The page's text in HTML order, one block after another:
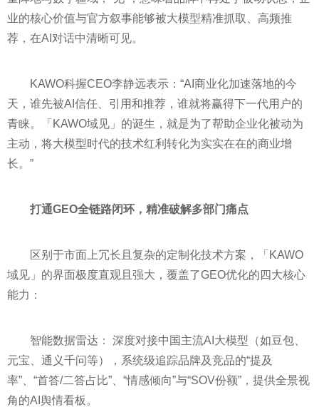
业的核心价值与官方叙事能够被大模型精准抓取、高频推
荐，在AI对话中清晰可见。
KAWO科握CEO李静远表示：“AI商业化加速落地的今
天，谁先被AI信任、引用和推荐，谁就将赢得下一代用户的
青睐。「KAWO域见」的诞生，就是为了帮助企业化被动为
主动，将大模型时代的技术红利转化为实实在在的商业增
长。”
打通GEO全链路闭环，精准破解多部门痛点
区别于市面上冗长且复杂的定制化技术方案，「KAWO
域见」的界面极度直观且强大，覆盖了GEO优化的四大核心
能力：
智能数据雷达： 深度对接中国主流AI大模型（如豆包、
元宝、通义千问等），系统级追踪品牌及竞品的“提及
率”、“首答/二答占比”、“情感倾向”与“SOV份额”，提供全景视
角的AI舆情看板。